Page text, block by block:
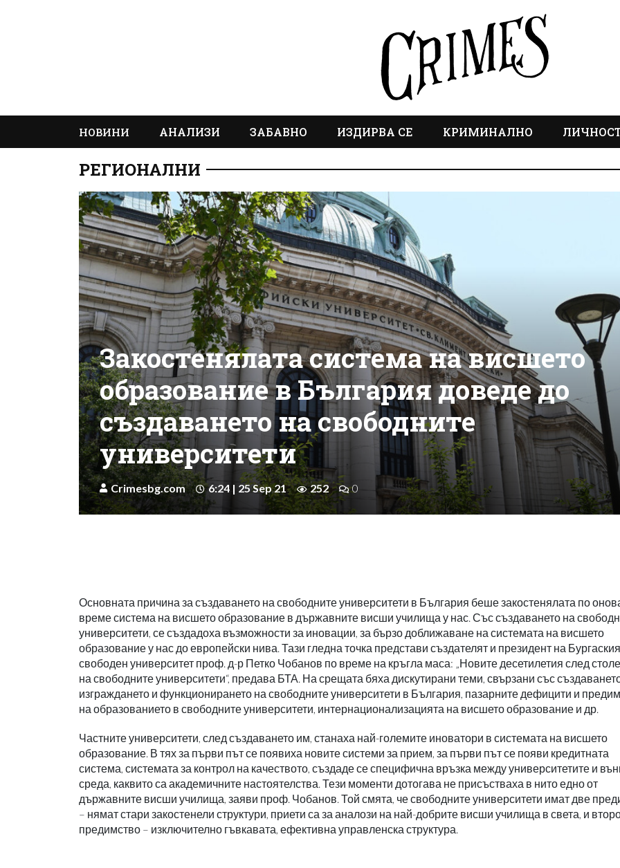
НОВИНИ АНАЛИЗИ ЗАБАВНО ИЗДИРВА СЕ КРИМИНАЛНО
РЕГИОНАЛНИ
Закостенялата система на висшето
образование в България доведе до
създаването на свободните
университети
Crimesbg.com 6:24 | 25 Sep 21 252 0
Основната причина за създаването на свободните университети в България беше закостенялата по
време система на висшето образование в държавните висши училища у нас. Със създаването на
университети, се създадоха възможности за иновации, за бързо доближаване на системата на висшето
образование у нас до европейски нива. Тази гледна точка представи създателят и президент на Бургаския
свободен университет проф. д-р Петко Чобанов по време на кръгла маса: „Новите десетилетия след
на свободните университети“, предава БТА. На срещата бяха дискутирани теми, свързани със
изграждането и функционирането на свободните университети в България, пазарните дефицити и
на образованието в свободните университети, интернационализацията на висшето образование и др.
Частните университети, след създаването им, станаха най-големите иноватори в системата на висшето
образование. В тях за първи път се появиха новите системи за прием, за първи път се появи кредитната
система, системата за контрол на качеството, създаде се специфична връзка между университетите и
среда, каквито са академичните настоятелства. Тези моменти дотогава не присъстваха в нито едно от
държавните висши училища, заяви проф. Чобанов. Той смята, че свободните университети имат две
– нямат стари закостенели структури, приети са за аналози на най-добрите висши училища в света, и
предимство – изключително гъвкавата, ефективна управленска структура.